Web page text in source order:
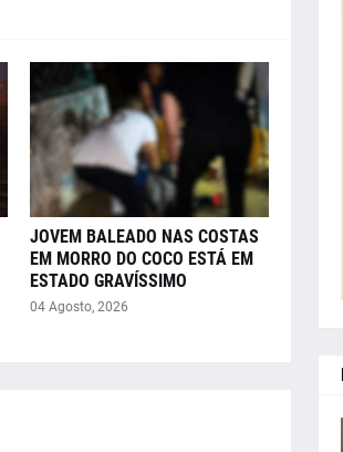
JOVEM BALEADO NAS COSTAS
EM MORRO DO COCO ESTÁ EM
ESTADO GRAVÍSSIMO
04 Agosto, 2026